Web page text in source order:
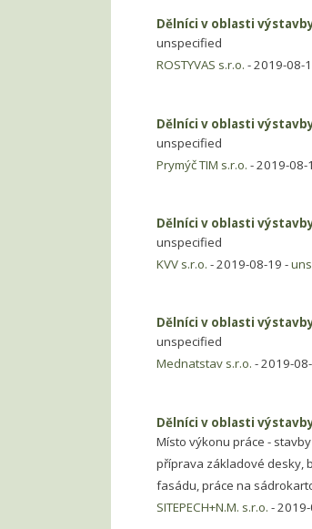
Dělníci v oblasti
unspecified
ROSTYVAS s.r.o. - 2019-08-
Dělníci v oblasti
unspecified
Prymýč TIM s.r.o. - 2019-08-
Dělníci v oblasti
unspecified
KVV s.r.o. - 2019-08-19 -
Dělníci v oblasti
unspecified
Mednatstav s.r.o. - 2019-
Dělníci v oblasti
Místo výkonu práce -
příprava základové desky,
fasádu, práce na
SITEPECH+N.M. s.r.o. -